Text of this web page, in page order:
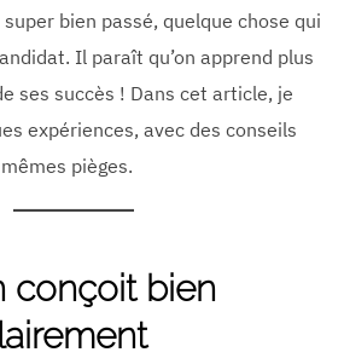
super bien passé, quelque chose qui
Il paraît qu’on apprend plus
ses succès ! Dans cet article, je
expériences, avec des conseils
pièges.
conçoit bien